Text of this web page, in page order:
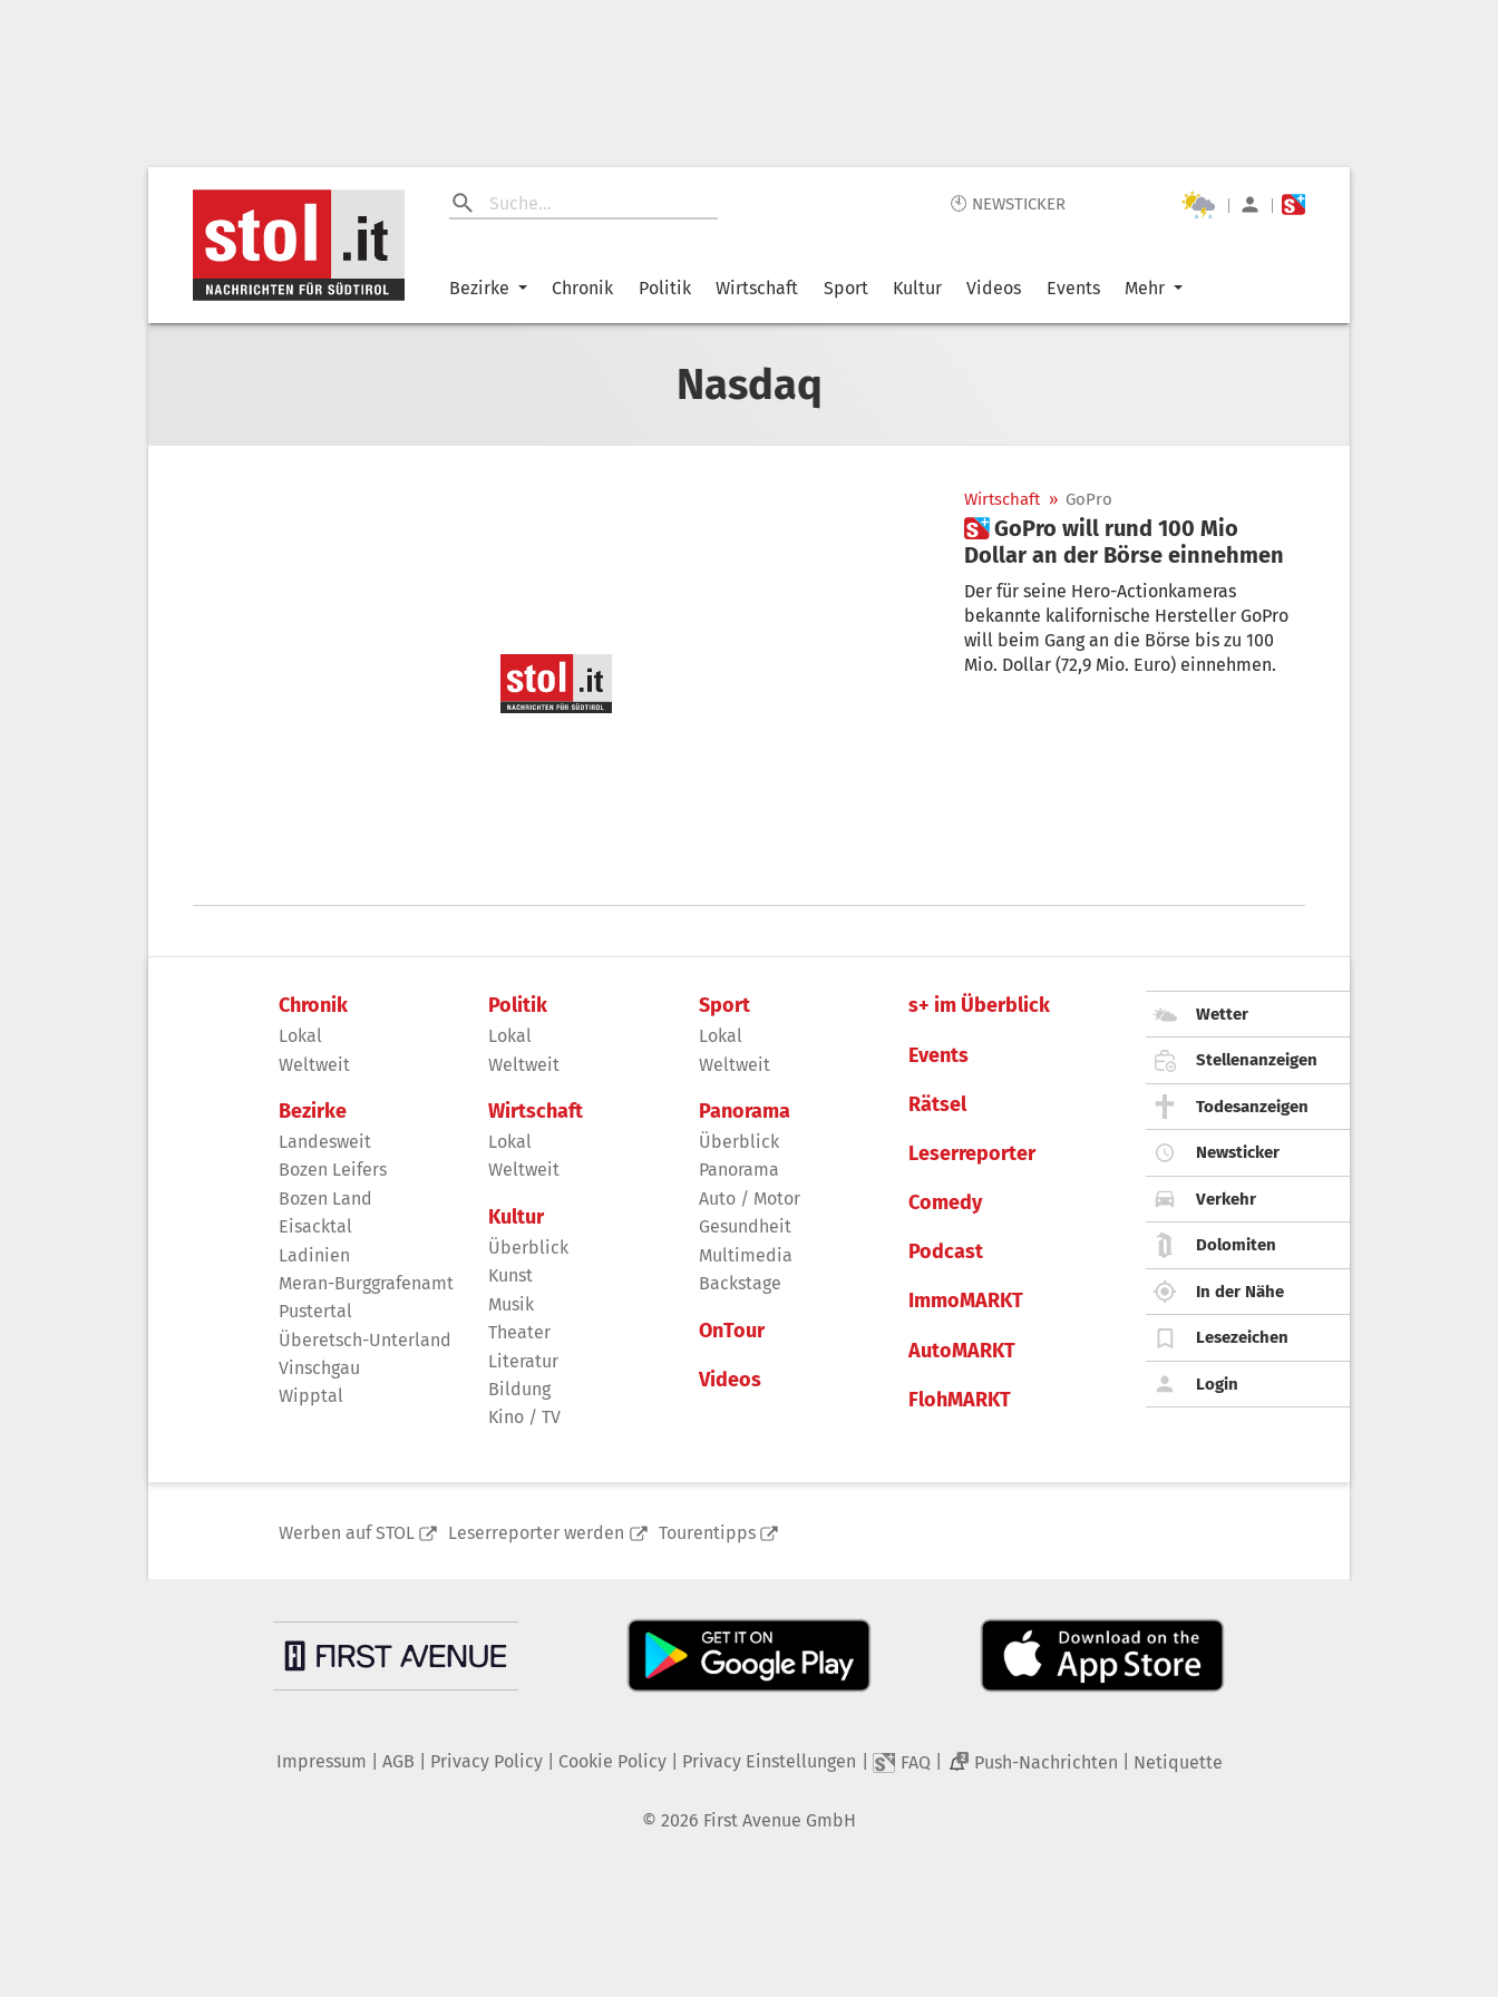
🕙 NEWSTICKER | |
Bezirke Chronik Politik Wirtschaft Sport Kultur Videos Events Mehr
Nasdaq
Wirtschaft » GoPro
 GoPro will rund 100 Mio
Dollar an der Börse einnehmen
Der für seine Hero-Actionkameras
bekannte kalifornische Hersteller GoPro
will beim Gang an die Börse bis zu 100
Mio. Dollar (72,9 Mio. Euro) einnehmen.
Chronik
Lokal
Weltweit
Bezirke
Landesweit
Bozen Leifers
Bozen Land
Eisacktal
Ladinien
Meran-Burggrafenamt
Pustertal
Überetsch-Unterland
Vinschgau
Wipptal
Politik
Lokal
Weltweit
Wirtschaft
Lokal
Weltweit
Kultur
Überblick
Kunst
Musik
Theater
Literatur
Bildung
Kino / TV
Sport
Lokal
Weltweit
Panorama
Überblick
Panorama
Auto / Motor
Gesundheit
Multimedia
Backstage
OnTour
Videos
s+ im Überblick
Events
Rätsel
Leserreporter
Comedy
Podcast
ImmoMARKT
AutoMARKT
FlohMARKT
Wetter
Stellenanzeigen
Todesanzeigen
Newsticker
Verkehr
Dolomiten
In der Nähe
Lesezeichen
Login
Werben auf STOL Leserreporter werden Tourentipps
Impressum AGB Privacy Policy| Cookie Policy| Privacy Einstellungen FAQ 2 Push-Nachrichten Netiquette
© 2026 First Avenue GmbH